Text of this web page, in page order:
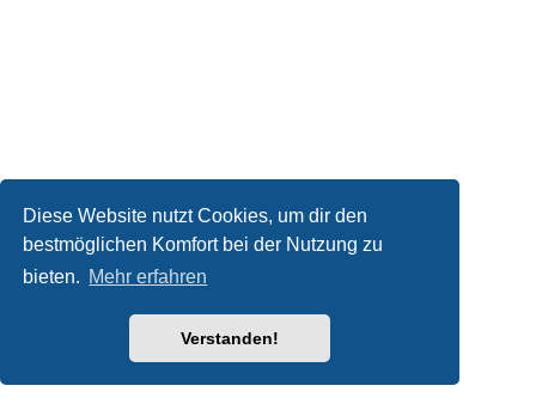
Diese Website nutzt Cookies, um dir den
bestmöglichen Komfort bei der Nutzung zu
bieten. Mehr erfahren
Verstanden!